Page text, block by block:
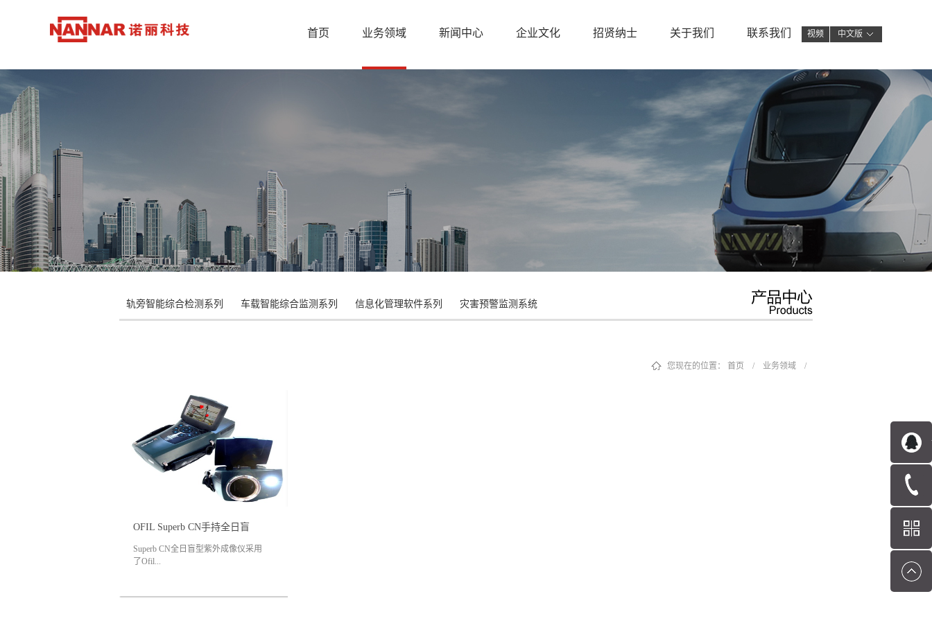
视频 中文版
首页 业务领域 新闻中心 企业文化 招贤纳士 关于我们 联系我们
轨旁智能综合检测系列 车载智能综合监测系列 信息化管理软件系列 灾害预警监测系统
您现在的位置： 首页 / 业务领域 /
Superb CN全日盲型紫外成像仪采用
了Ofil...
公司的基准DayCor® 专利技术，确保